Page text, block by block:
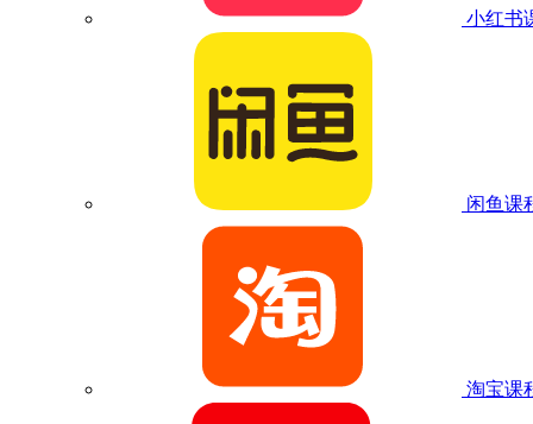
小红书
闲鱼课
淘宝课